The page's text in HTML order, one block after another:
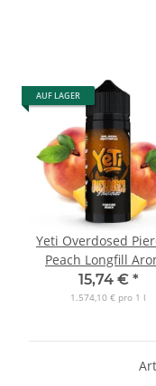
AUF LAGER
Yeti Overdosed
Peach Longfill
15,74 € *
1.574,10 € pro 1 l